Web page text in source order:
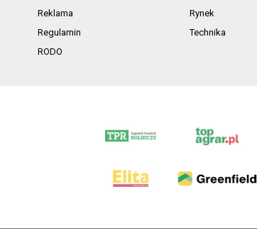
Reklama
Regulamin
RODO
Rynek
Technika